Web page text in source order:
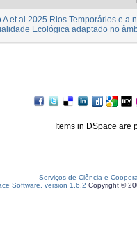
A et al 2025 Rios Temporários e
Ecológica adaptado no
Items in DSpace are
Serviços de Ciência e
Software, version 1.6.2 Copyright ©